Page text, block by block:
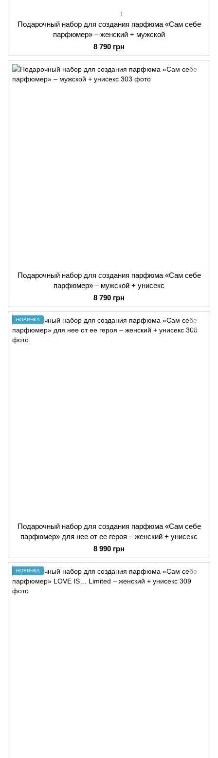
1
Подарочный набор для создания парфюма «Сам себе
парфюмер» – женский + мужской
8 790 грн
Подарочный набор для создания парфюма «Сам себе
парфюмер» – мужской + унисекс
8 790 грн
НОВИНКА
Подарочный набор для создания парфюма «Сам себе
парфюмер» для нее от ее героя – женский + унисекс
8 990 грн
НОВИНКА